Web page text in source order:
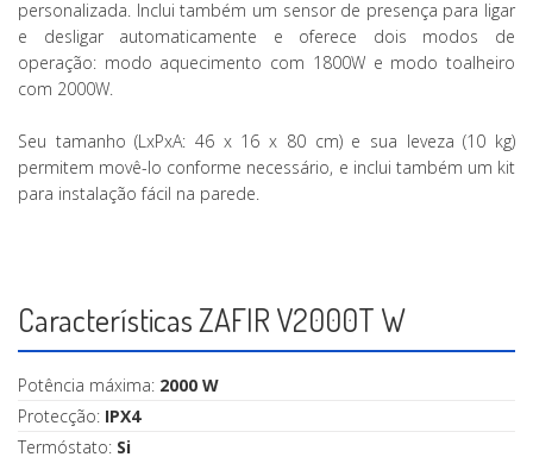
personalizada. Inclui também um sensor de presença para ligar
e desligar automaticamente e oferece dois modos de
operação: modo aquecimento com 1800W e modo toalheiro
com 2000W.
Seu tamanho (LxPxA: 46 x 16 x 80 cm) e sua leveza (10 kg)
permitem movê-lo conforme necessário, e inclui também um kit
para instalação fácil na parede.
Características ZAFIR V2000T W
Potência máxima: 2000 W
Protecção: IPX4
Termóstato: Si